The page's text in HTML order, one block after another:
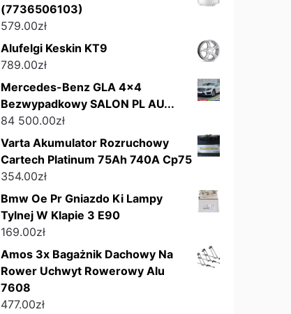
(7736506103)
579.00zł
Alufelgi Keskin KT9
789.00zł
Mercedes-Benz GLA 4x4
Bezwypadkowy SALON PL AU...
84 500.00zł
Varta Akumulator Rozruchowy
Cartech Platinum 75Ah 740A Cp75
354.00zł
Bmw Oe Pr Gniazdo Ki Lampy
Tylnej W Klapie 3 E90
169.00zł
Amos 3x Bagażnik Dachowy Na
Rower Uchwyt Rowerowy Alu
7608
477.00zł